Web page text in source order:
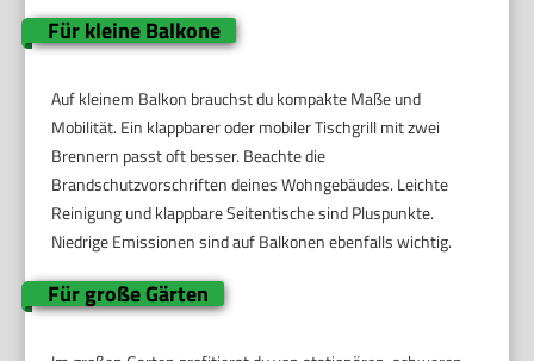
Für kleine Balkone
Auf kleinem Balkon brauchst du kompakte Maße und
Mobilität. Ein klappbarer oder mobiler Tischgrill mit zwei
Brennern passt oft besser. Beachte die
Brandschutzvorschriften deines Wohngebäudes. Leichte
Reinigung und klappbare Seitentische sind Pluspunkte.
Niedrige Emissionen sind auf Balkonen ebenfalls wichtig.
Für große Gärten